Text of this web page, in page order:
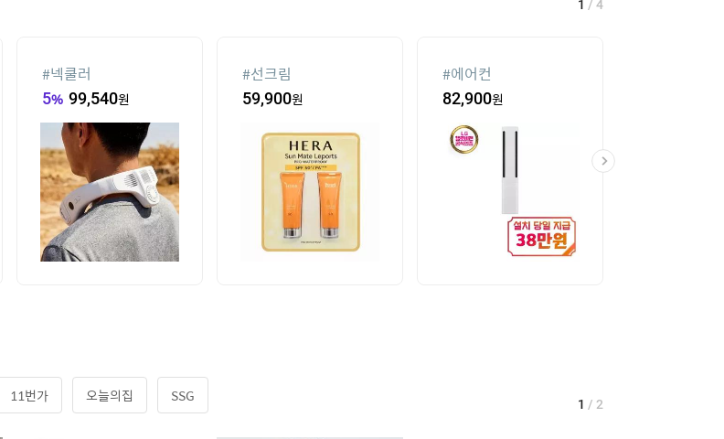
#양산
93,000원
#팔찌부자재
63,190원
#forever21
25,600원
2 / 4
11번가 오늘의집 SSG 2 / 2